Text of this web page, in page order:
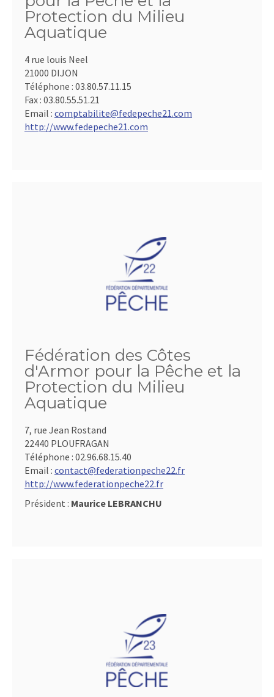
Protection du Milieu
Aquatique
4 rue louis Neel
21000 DIJON
Téléphone : 03.80.57.11.15
Fax : 03.80.55.51.21
Email : comptabilite@fedepeche21.com
http://www.fedepeche21.com
Fédération des Côtes
d'Armor pour la Pêche et la
Protection du Milieu
Aquatique
7, rue Jean Rostand
22440 PLOUFRAGAN
Téléphone : 02.96.68.15.40
Email : contact@federationpeche22.fr
http://www.federationpeche22.fr
Président : Maurice LEBRANCHU